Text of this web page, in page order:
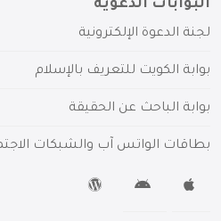
البوابات الدعوية
لجنة الدعوة الإلكترونية
بوابة الكويت للتعريف بالإسلام
بوابة الباحث عن الحقيقة
بطاقات الواتس آب والشبكات